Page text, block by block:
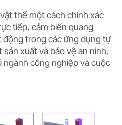
thể một cách chính xác
tiếp, cảm biến quang
động trong các ứng dụng tự
xuất và bảo vệ an ninh,
ngành công nghiệp và cuộc